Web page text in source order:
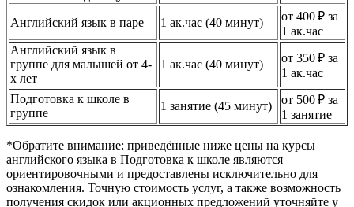
Английский язык в паре 1 ак.час (40 минут)
от 400 ₽ за
1 ак.час
Английский язык в
группе для малышей от 4-
х лет
1 ак.час (40 минут)
от 350 ₽ за
1 ак.час
Подготовка к школе в
группе
1 занятие (45 минут)
от 500 ₽ за
1 занятие
*Обратите внимание: приведённые ниже цены на курсы
английского языка в Подготовка к школе являются
ориентировочными и предоставлены исключительно для
ознакомления. Точную стоимость услуг, а также возможность
получения скидок или акционных предложений уточняйте у